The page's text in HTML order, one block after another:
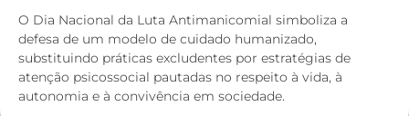
O Dia Nacional da Luta Antimanicomial simboliza a
defesa de um modelo de cuidado humanizado,
substituindo práticas excludentes por estratégias de
atenção psicossocial pautadas no respeito à vida, à
autonomia e à convivência em sociedade.